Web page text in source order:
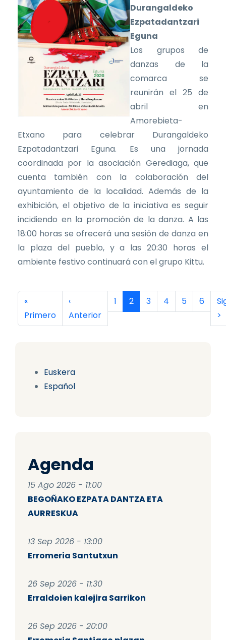
Euskera
Español
Agenda
15 Ago 2026 - 11:00
BEGOÑAKO EZPATA DANTZA ETA
AURRESKUA
13 Sep 2026 - 13:00
Erromeria Santutxun
26 Sep 2026 - 11:30
Erraldoien kalejira Sarrikon
26 Sep 2026 - 20:00
Durangaldeko
Ezpatadantzari
Eguna
Los grupos de
danzas de la
comarca se
reunirán el 25 de
abril en
Amorebieta-
Etxano para celebrar Durangaldeko
Ezpatadantzari Eguna. Es una jornada
coordinada por la asociación Gerediaga, que
cuenta también con la colaboración del
ayuntamiento de la localidad. Además de la
exhibición, el objetivo de la iniciativa es seguir
incidiendo en la promoción de la danza. A las
18:00 horas se ofrecerá una sesión de danza en
la plaza del pueblo, y a las 20:30 horas el
ambiente festivo continuará con el grupo Kittu.
Paginación
Primera página
«
Primero
Página anterior
‹
Anterior
Página
1 Página actual
2 Página
3 Página
4 Página
5 Página
6
>